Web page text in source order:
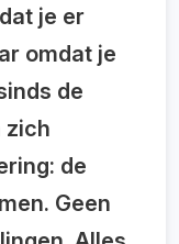
je er
omdat je
de
zich
de
Geen